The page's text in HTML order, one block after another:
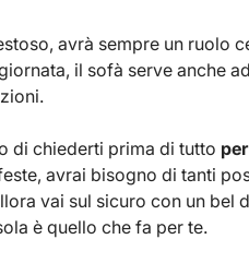
avrà sempre un ruolo
il sofà serve anche ad
di chiederti prima di tutto
avrai bisogno di tanti
vai sul sicuro con un bel
è quello che fa per te.